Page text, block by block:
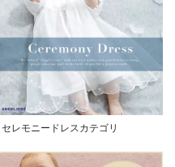
セレモニードレスカテゴリ